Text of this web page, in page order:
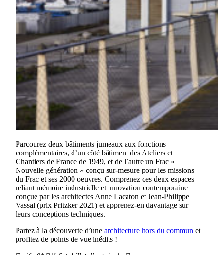
Parcourez deux bâtiments jumeaux aux fonctions
complémentaires, d’un côté bâtiment des Ateliers et
Chantiers de France de 1949, et de l’autre un Frac «
Nouvelle génération » conçu sur-mesure pour les missions
du Frac et ses 2000 oeuvres. Comprenez ces deux espaces
reliant mémoire industrielle et innovation contemporaine
conçue par les architectes Anne Lacaton et Jean-Philippe
Vassal (prix Pritzker 2021) et apprenez-en davantage sur
leurs conceptions techniques.
Partez à la découverte d’une architecture hors du commun et
profitez de points de vue inédits !